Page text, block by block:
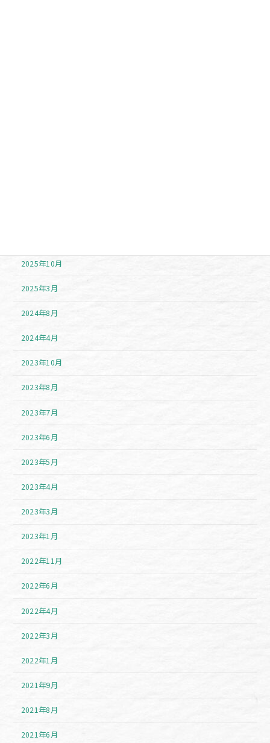
2025年10月
2025年3月
2024年8月
2024年4月
2023年10月
2023年8月
2023年7月
2023年6月
2023年5月
2023年4月
2023年3月
2023年1月
2022年11月
2022年6月
2022年4月
2022年3月
2022年1月
2021年9月
2021年8月
2021年6月